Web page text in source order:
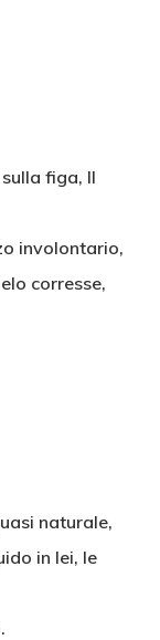
figa, Il
involontario,
corresse,
naturale,
in lei, le